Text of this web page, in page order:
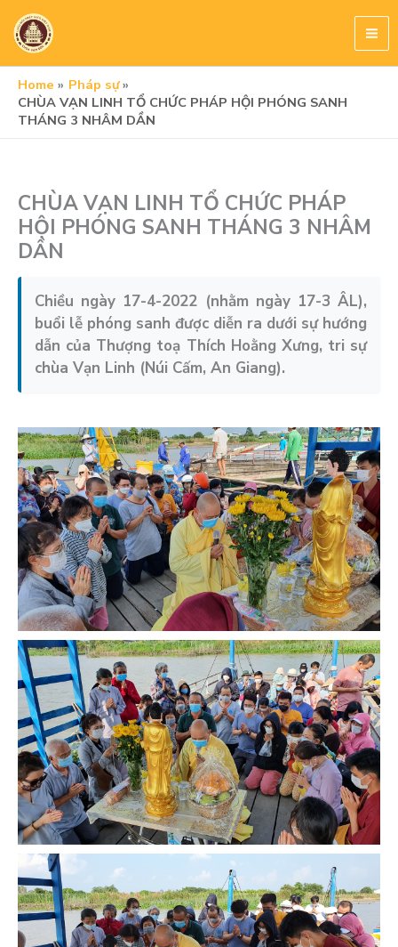
content
Home
Pháp sự
CHÙA VẠN LINH TỔ CHỨC PHÁP HỘI PHÓNG SANH
THÁNG 3 NHÂM DẦN
CHÙA VẠN LINH TỔ CHỨC PHÁP
HỘI PHÓNG SANH THÁNG 3 NHÂM
DẦN
Chiều ngày 17-4-2022 (nhằm ngày 17-3 ÂL),
buổi lễ phóng sanh được diễn ra dưới sự hướng
dẫn của Thượng toạ Thích Hoằng Xưng, tri sự
chùa Vạn Linh (Núi Cấm, An Giang).